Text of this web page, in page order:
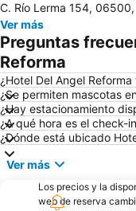
Aeropuerto Internacional Ciudad
Santa fe
Antara Polanco
Autódromo Hermanos
Monumento a la
Iztacalco
Pharma Multichannel and Digital Marketing Latin
C. Río Lerma 154,
Ver más
Preguntas
Reforma
¿Hotel Del Angel
¿Se permiten mascotas
¿Hay estacionamiento
¿A qué hora es el check-
¿Dónde está ubicado
Ver más
Los precios y la
web de reserva